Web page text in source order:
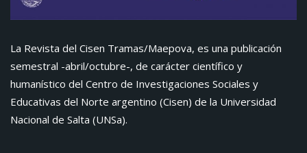
La Revista del Cisen Tramas/Maepova, es una publicación
semestral -abril/octubre-, de carácter científico y
humanístico del Centro de Investigaciones Sociales y
Educativas del Norte argentino (Cisen) de la Universidad
Nacional de Salta (UNSa).